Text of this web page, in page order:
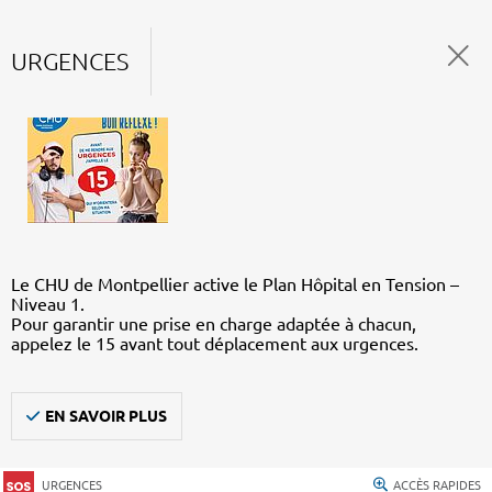
URGENCES
Le CHU de Montpellier active le Plan Hôpital en Tension –
Niveau 1.
Pour garantir une prise en charge adaptée à chacun,
appelez le 15 avant tout déplacement aux urgences.
EN SAVOIR PLUS
URGENCES ACCÈS RAPIDES